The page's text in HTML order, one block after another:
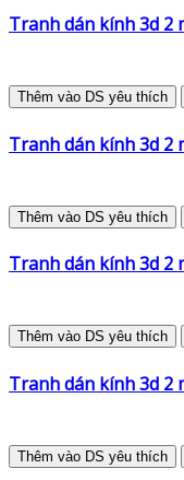
Tranh dán kính 3d 2
Thêm vào DS yêu thích
Tranh dán kính 3d 2
Thêm vào DS yêu thích
Tranh dán kính 3d 2
Thêm vào DS yêu thích
Tranh dán kính 3d 2
Thêm vào DS yêu thích